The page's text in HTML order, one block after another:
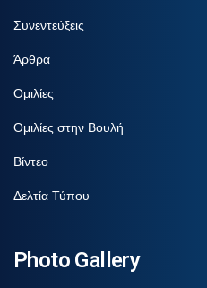
Συνεντεύξεις
Άρθρα
Ομιλίες
Ομιλίες στην Βουλή
Βίντεο
Δελτία Τύπου
Photo Gallery